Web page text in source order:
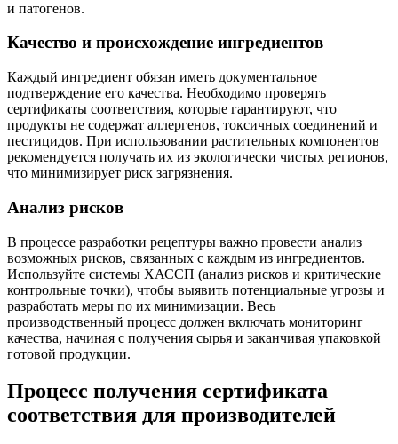
и патогенов.
Качество и происхождение ингредиентов
Каждый ингредиент обязан иметь документальное
подтверждение его качества. Необходимо проверять
сертификаты соответствия, которые гарантируют, что
продукты не содержат аллергенов, токсичных соединений и
пестицидов. При использовании растительных компонентов
рекомендуется получать их из экологически чистых регионов,
что минимизирует риск загрязнения.
Анализ рисков
В процессе разработки рецептуры важно провести анализ
возможных рисков, связанных с каждым из ингредиентов.
Используйте системы ХАССП (анализ рисков и критические
контрольные точки), чтобы выявить потенциальные угрозы и
разработать меры по их минимизации. Весь
производственный процесс должен включать мониторинг
качества, начиная с получения сырья и заканчивая упаковкой
готовой продукции.
Процесс получения сертификата
соответствия для производителей